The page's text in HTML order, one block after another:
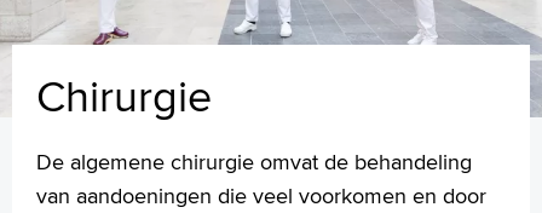
Bariatrie (Obesitascentrum)
Gipskamer
Chirurgie
De algemene chirurgie omvat de behandeling
van aandoeningen die veel voorkomen en door